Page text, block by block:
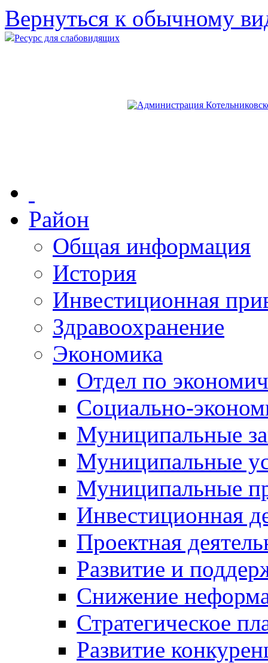
Вернуться к обычному
Ресурс для слабовидящих
Район
Общая информация
История
Инвестиционная
Здравоохранение
Экономика
Отдел по
Социально-
Муниципальные
Муниципальные
Муниципальные
Инвестиционная
Проектная
Развитие и
Снижение
Стратегическое
Развитие